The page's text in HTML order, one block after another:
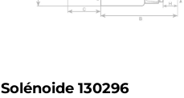
Solénoide 130296